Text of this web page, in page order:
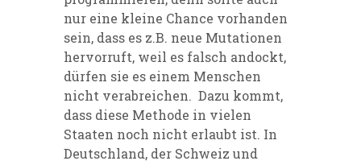
nur eine kleine Chance vorhanden
sein, dass es z.B. neue Mutationen
hervorruft, weil es falsch andockt,
dürfen sie es einem Menschen
nicht verabreichen. Dazu kommt,
dass diese Methode in vielen
Staaten noch nicht erlaubt ist. In
Deutschland, der Schweiz und